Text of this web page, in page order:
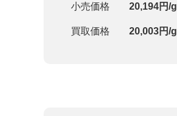
小売価格 20,194円/g
買取価格 20,003円/g